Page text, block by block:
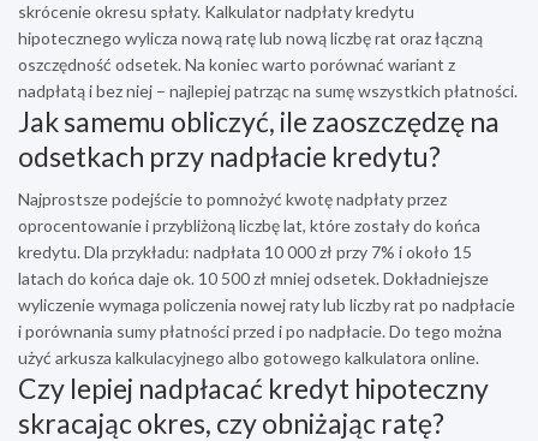
skrócenie okresu spłaty. Kalkulator nadpłaty kredytu
hipotecznego wylicza nową ratę lub nową liczbę rat oraz łączną
oszczędność odsetek. Na koniec warto porównać wariant z
nadpłatą i bez niej – najlepiej patrząc na sumę wszystkich płatności.
Jak samemu obliczyć, ile zaoszczędzę na
odsetkach przy nadpłacie kredytu?
Najprostsze podejście to pomnożyć kwotę nadpłaty przez
oprocentowanie i przybliżoną liczbę lat, które zostały do końca
kredytu. Dla przykładu: nadpłata 10 000 zł przy 7% i około 15
latach do końca daje ok. 10 500 zł mniej odsetek. Dokładniejsze
wyliczenie wymaga policzenia nowej raty lub liczby rat po nadpłacie
i porównania sumy płatności przed i po nadpłacie. Do tego można
użyć arkusza kalkulacyjnego albo gotowego kalkulatora online.
Czy lepiej nadpłacać kredyt hipoteczny
skracając okres, czy obniżając ratę?